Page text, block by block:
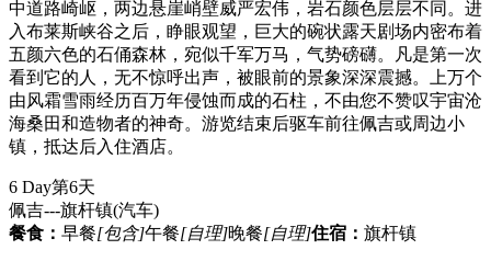
中道路崎岖，两边悬崖峭壁威严宏伟，岩石颜色层层不同。进
入布莱斯峡谷之后，睁眼观望，巨大的碗状露天剧场内密布着
五颜六色的石俑森林，宛似千军万马，气势磅礴。凡是第一次
看到它的人，无不惊呼出声，被眼前的景象深深震撼。上万个
由风霜雪雨经历百万年侵蚀而成的石柱，不由您不赞叹宇宙沧
海桑田和造物者的神奇。游览结束后驱车前往佩吉或周边小
镇，抵达后入住酒店。
6 Day第6天
佩吉---旗杆镇(汽车)
餐食： 早餐[包含]午餐[自理]晚餐[自理]住宿： 旗杆镇